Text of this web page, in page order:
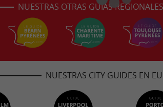
NUESTRAS OTRAS GUÍAS
NUESTRAS CITY GUIDES EN